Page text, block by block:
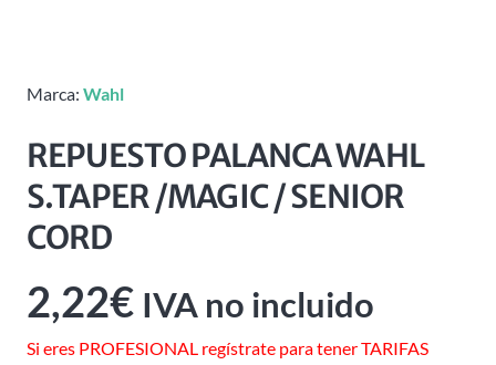
Marca: Wahl
REPUESTO PALANCA WAHL
S.TAPER /MAGIC / SENIOR
CORD
2,22€ IVA no incluido
Si eres PROFESIONAL regístrate para tener TARIFAS